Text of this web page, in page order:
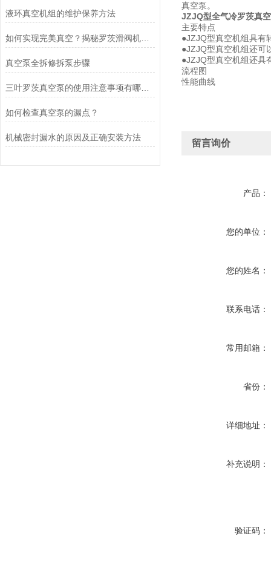
液环真空机组的维护保养方法
如何实现完美真空？揭秘罗茨滑阀机组！
真空泵全拆修拆泵步骤
三叶罗茨真空泵的使用注意事项有哪些？
如何检查真空泵的漏点？
机械密封漏水的原因及正确安装方法
真空泵。
JZJQ型全气冷罗茨真
主要特点
●JZJQ型真空机组具有
●JZJQ型真空机组还可
●JZJQ型真空机组还具
流程图
性能曲线
留言询价
产品：
您的单位：
您的姓名：
联系电话：
常用邮箱：
省份：
详细地址：
补充说明：
验证码：